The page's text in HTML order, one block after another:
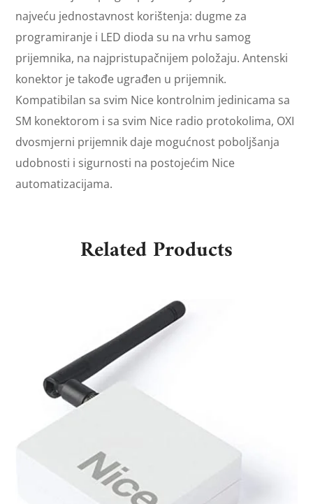
najveću jednostavnost korištenja: dugme za
programiranje i LED dioda su na vrhu samog
prijemnika, na najpristupačnijem položaju. Antenski
konektor je takođe ugrađen u prijemnik.
Kompatibilan sa svim Nice kontrolnim jedinicama sa
SM konektorom i sa svim Nice radio protokolima, OXI
dvosmjerni prijemnik daje mogućnost poboljšanja
udobnosti i sigurnosti na postojećim Nice
automatizacijama.
Related Products